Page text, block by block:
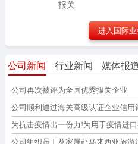
报关
进入国际
公司新闻 行业新闻 媒体报
公司再次被评为全国优秀报关企业
公司顺利通过海关高级认证企业信用
为抗击疫情出一份力!为用于疫情进
公司组织员工及家属赴马来西亚旅游